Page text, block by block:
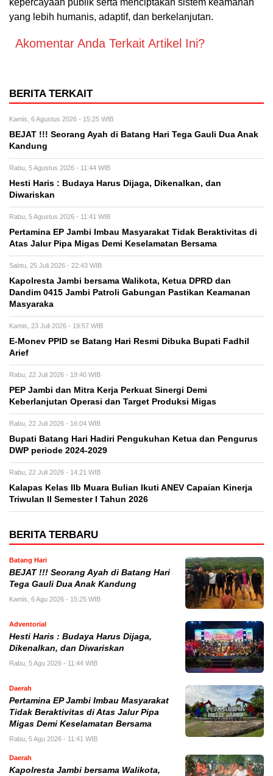
kepercayaan publik serta menciptakan sistem keamanan
yang lebih humanis, adaptif, dan berkelanjutan.
Akomentar Anda Terkait Artikel Ini?
BERITA TERKAIT
Kamis, 6 Agustus 2026 - 15:25 WIB
BEJAT !!! Seorang Ayah di Batang Hari Tega Gauli Dua Anak
Kandung
Rabu, 5 Agustus 2026 - 11:44 WIB
Hesti Haris : Budaya Harus Dijaga, Dikenalkan, dan
Diwariskan
Rabu, 5 Agustus 2026 - 11:41 WIB
Pertamina EP Jambi Imbau Masyarakat Tidak Beraktivitas di
Atas Jalur Pipa Migas Demi Keselamatan Bersama
Sabtu, 25 Juli 2026 - 22:43 WIB
Kapolresta Jambi bersama Walikota, Ketua DPRD dan
Dandim 0415 Jambi Patroli Gabungan Pastikan Keamanan
Masyaraka
Kamis, 23 Juli 2026 - 19:57 WIB
E-Monev PPID se Batang Hari Resmi Dibuka Bupati Fadhil
Arief
Rabu, 22 Juli 2026 - 19:40 WIB
PEP Jambi dan Mitra Kerja Perkuat Sinergi Demi
Keberlanjutan Operasi dan Target Produksi Migas
Rabu, 22 Juli 2026 - 16:04 WIB
Bupati Batang Hari Hadiri Pengukuhan Ketua dan Pengurus
DWP periode 2024-2029
Rabu, 22 Juli 2026 - 14:21 WIB
Kalapas Kelas IIb Muara Bulian Ikuti ANEV Capaian Kinerja
Triwulan II Semester I Tahun 2026
BERITA TERBARU
Batang Hari
BEJAT !!! Seorang Ayah di Batang Hari
Tega Gauli Dua Anak Kandung
Kamis, 6 Agu 2026 - 15:25 WIB
Adventorial
Hesti Haris : Budaya Harus Dijaga,
Dikenalkan, dan Diwariskan
Rabu, 5 Agu 2026 - 11:44 WIB
Daerah
Pertamina EP Jambi Imbau Masyarakat
Tidak Beraktivitas di Atas Jalur Pipa
Migas Demi Keselamatan Bersama
Rabu, 5 Agu 2026 - 11:41 WIB
Daerah
Kapolresta Jambi bersama Walikota,